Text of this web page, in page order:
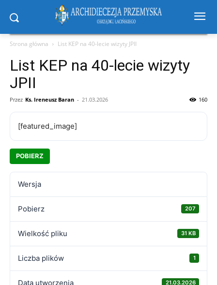
Strona główna List KEP na 40-lecie wizyty JPII
List KEP na 40-lecie wizyty
JPII
Przez Ks. Ireneusz Baran - 21.03.2026 160
[featured_image]
POBIERZ
Wersja
Pobierz 207
Wielkość pliku 31 KB
Liczba plików 1
Data utworzenia 21.03.2026